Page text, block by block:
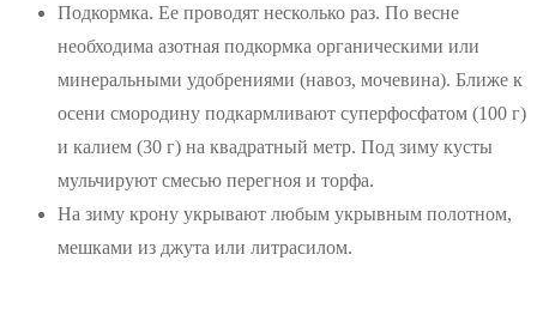
Подкормка. Ее проводят несколько раз. По весне
необходима азотная подкормка органическими или
минеральными удобрениями (навоз, мочевина). Ближе к
осени смородину подкармливают суперфосфатом (100 г)
и калием (30 г) на квадратный метр. Под зиму кусты
мульчируют смесью перегноя и торфа.
На зиму крону укрывают любым укрывным полотном,
мешками из джута или литрасилом.